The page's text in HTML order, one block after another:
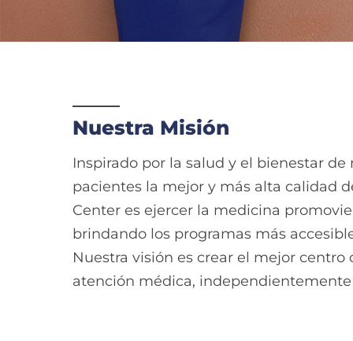
Nuestra Misión
Inspirado por la salud y el bienestar
pacientes la mejor y más alta calidad
Center es ejercer la medicina
brindando los programas más
Nuestra visión es crear el mejor
atención médica,